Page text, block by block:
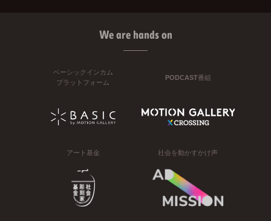
We are hands on
ベーシックインカム
プラットフォーム
PODCAST番組
アート基金 社会を動かすかけ声